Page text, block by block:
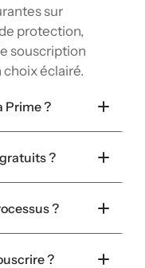
sur
protection,
souscription
choix éclairé.
Prime ?
?
?
?